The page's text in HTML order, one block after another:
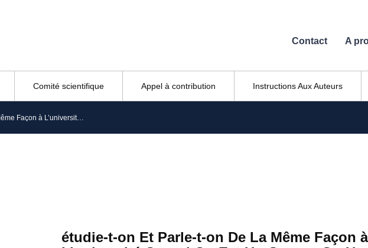
Contact A
Comité scientifique Appel à contribution Instructions Aux Auteurs
étudie-t-on Et Parle-t-on De La Même Façon à L’université Quand On Est Un Garçon Ou Une Fille ? Le Cas Des étudiant(e)s Algérien(ne)s
étudie-t-on Et Parle-t-on De La Même Façon à